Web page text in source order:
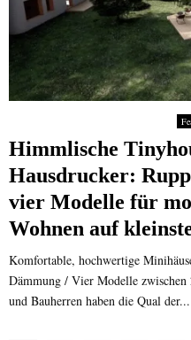
Himmlische
Hausdrucker:
vier Modelle für
Wohnen auf
Komfortable, hochwertige
Dämmung / Vier Modelle
und Bauherren haben die Qual der...